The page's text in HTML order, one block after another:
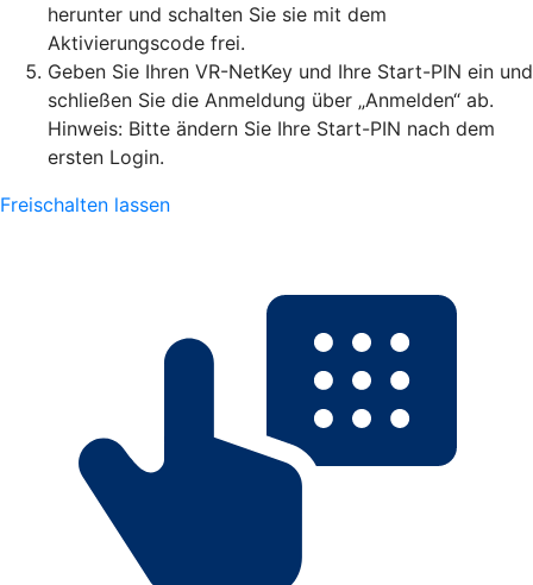
herunter und schalten Sie sie mit dem
Aktivierungscode frei.
Geben Sie Ihren VR-NetKey und Ihre Start-PIN ein und
schließen Sie die Anmeldung über „Anmelden“ ab.
Hinweis: Bitte ändern Sie Ihre Start-PIN nach dem
ersten Login.
Freischalten lassen